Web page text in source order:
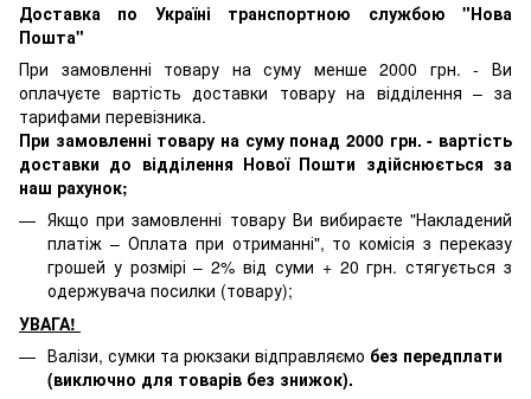
Доставка по Україні транспортною службою "Нова
Пошта"
При замовленні товару на суму менше 2000 грн. - Ви
оплачуєте вартість доставки товару на відділення – за
тарифами перевізника.
При замовленні товару на суму понад 2000 грн. - вартість
доставки до відділення Нової Пошти здійснюється за
наш рахунок;
Якщо при замовленні товару Ви вибираєте "Накладений
платіж – Оплата при отриманні", то комісія з переказу
грошей у розмірі – 2% від суми + 20 грн. стягується з
одержувача посилки (товару);
УВАГА!
Валізи, сумки та рюкзаки відправляємо без передплати
(виключно для товарів без знижок).